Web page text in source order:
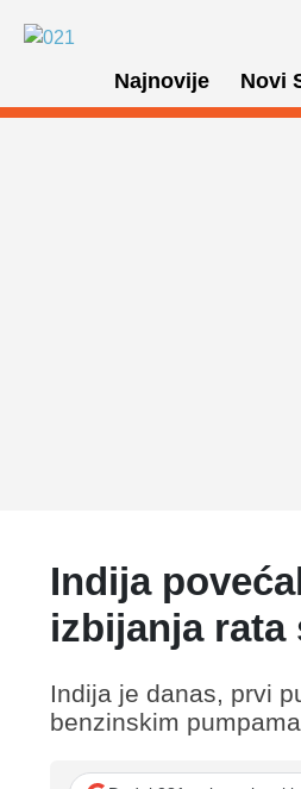
Najnovije Novi
Indija
izbijanja rata
Indija je danas, prvi
benzinskim